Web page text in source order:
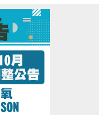
B1泳池櫃台或三樓體
留人數80人，達人數
管理，請排隊依序等
進場請遵守泳池、體
入場。
，超過使用時間請出